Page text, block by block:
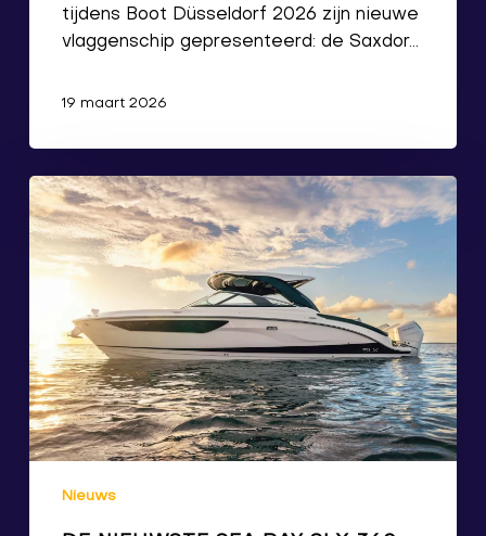
tijdens Boot Düsseldorf 2026 zijn nieuwe
vlaggenschip gepresenteerd: de Saxdor…
19 maart 2026
Nieuws